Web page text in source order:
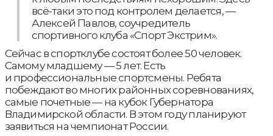
всё-таки это под контролем делается, —
Алексей Павлов, соучредитель
спортивного клуба «Спорт Экстрим».
Сейчас в спортклубе состоят более 50 человек.
Самому младшему — 5 лет. Есть
и профессиональные спортсмены. Ребята
побеждают во многих районных соревнованиях,
самые почетные — на кубок Губернатора
Владимирской области. В этом году планируют
заявиться на чемпионат России.